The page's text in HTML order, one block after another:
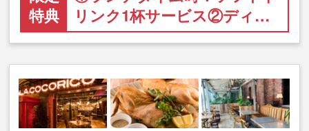
特典
リンク1杯サービス②ディ…